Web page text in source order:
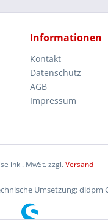
Informationen
Kontakt
Datenschutz
AGB
Impressum
inkl. MwSt. zzgl.Versand
Umsetzung: didpm